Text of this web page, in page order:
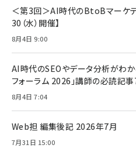
＜第3回＞AI時代のBtoBマーケテ
30（水）開催】
8月4日 9:00
AI時代のSEOやデータ分析がわ
フォーラム 2026」講師の必読記事
8月4日 7:04
Web担 編集後記 2026年7月
7月31日 15:00